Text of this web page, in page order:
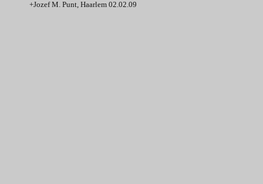
+Jozef M. Punt, Haarlem 02.02.09